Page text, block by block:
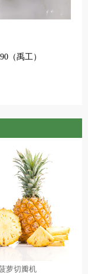
（禹工）
萝切瓣机